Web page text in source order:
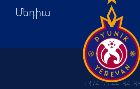
Մեդիա
+374 55 44-84-88